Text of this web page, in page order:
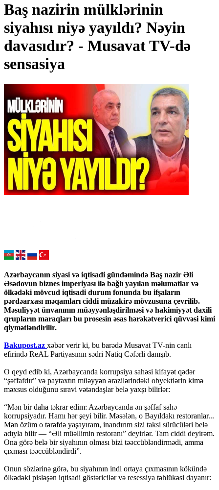
Baş nazirin mülklərinin
siyahısı niyə yayıldı? Nəyin
davasıdır? - Musavat TV-də
sensasiya
Azərbaycanın siyasi və iqtisadi gündəmində Baş nazir Əli
Əsədovun biznes imperiyası ilə bağlı yayılan məlumatlar və
ölkədəki mövcud iqtisadi durum fonunda bu ifşaların
pərdəarxası məqamları ciddi müzakirə mövzusuna çevrilib.
Məsuliyyət ünvanının müəyyənləşdirilməsi və hakimiyyət daxili
qrupların maraqları bu prosesin əsas hərəkətverici qüvvəsi kimi
qiymətləndirilir.
Bakupost.az xəbər verir ki, bu barədə Musavat TV-nin canlı
efirində ReAL Partiyasının sədri Natiq Cəfərli danışıb.
O qeyd edib ki, Azərbaycanda korrupsiya sahəsi kifayət qədər
“şəffafdır” və paytaxtın müəyyən ərazilərindəki obyektlərin kimə
məxsus olduğunu sıravi vətəndaşlar belə yaxşı bilirlər:
“Mən bir daha təkrar edim: Azərbaycanda ən şəffaf sahə
korrupsiyadır. Hamı hər şeyi bilir. Məsələn, o Bayıldakı restoranlar...
Mən özüm o tərəfdə yaşayıram, inandırım sizi taksi sürücüləri belə
adıyla bilir — “Əli müəllimin restoranı” deyirlər. Tam ciddi deyirəm.
Ona görə belə bir siyahının olması bizi təəccübləndirmədi, amma
çıxması təəccübləndirdi”.
Onun sözlərinə görə, bu siyahının indi ortaya çıxmasının kökündə
ölkədəki pisləşən iqtisadi göstəricilər və resessiya təhlükəsi dayanır: